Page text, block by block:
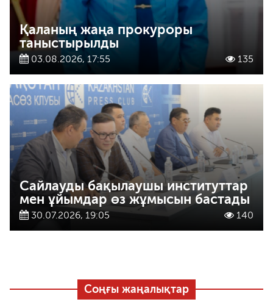
Қаланың жаңа прокуроры
таныстырылды
03.08.2026, 17:55 135
Сайлауды бақылаушы институттар
мен ұйымдар өз жұмысын бастады
30.07.2026, 19:05 140
Соңғы жаңалықтар